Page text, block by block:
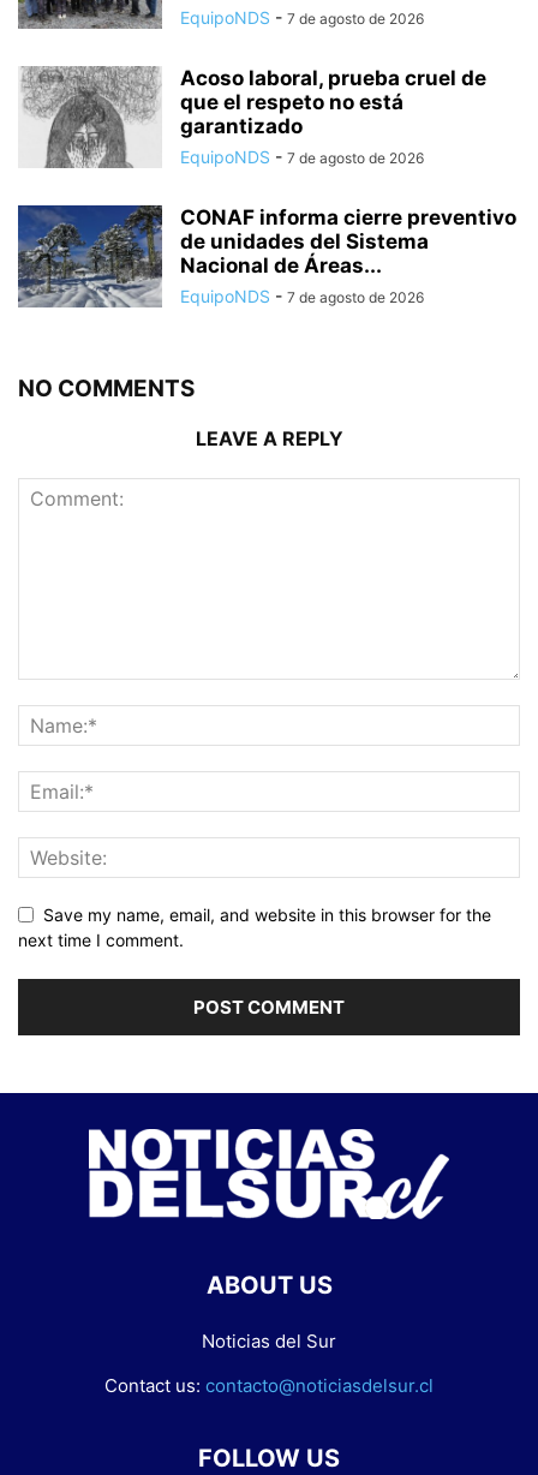
EquipoNDS - 7 de agosto de 2026
Acoso laboral, prueba cruel de
que el respeto no está
garantizado
EquipoNDS - 7 de agosto de 2026
CONAF informa cierre preventivo
de unidades del Sistema
Nacional de Áreas...
EquipoNDS - 7 de agosto de 2026
NO COMMENTS
LEAVE A REPLY
Save my name, email, and website in this browser for the
next time I comment.
ABOUT US
Noticias del Sur
Contact us: contacto@noticiasdelsur.cl
FOLLOW US